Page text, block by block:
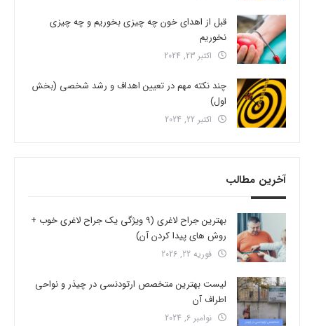
قبل از اهدای خون چه چیزی بخوریم و چه چیزی
نخوریم
اکتبر 23, 2024
چند نکته مهم در تعیین اهداف و رشد شخصی (بخش
اول)
اکتبر 22, 2024
آخرین مطالب
بهترین جراح لاغری (9 ویژگی یک جراح لاغری خوب +
روش های پیدا کردن آن)
فوریه 22, 2026
لیست بهترین متخصص ارتودنسی در چیذر و نواحی
اطراف آن
نوامبر 6, 2024